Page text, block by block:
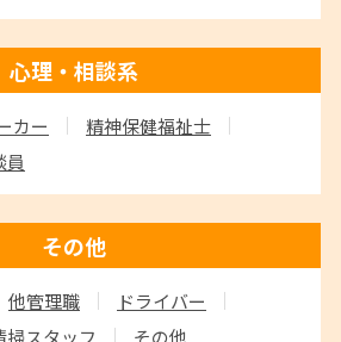
心理・相談系
カー
精神保健福祉士
員
その他
他管理職
ドライバー
掃スタッフ その他